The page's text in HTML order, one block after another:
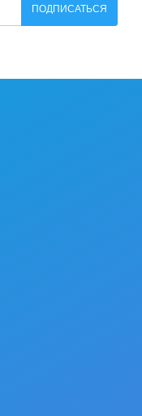
ПОДПИСАТЬСЯ